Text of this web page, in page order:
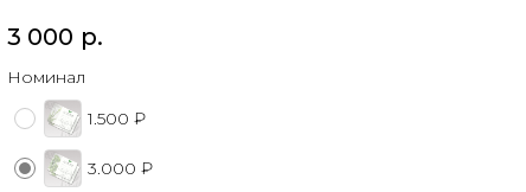
3 000 р.
Номинал
1.500 ₽
3.000 ₽